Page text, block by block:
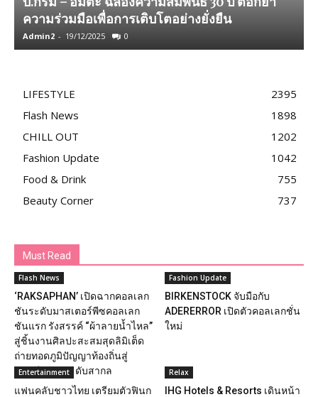
ความร่วมมือเพื่อการเติบโตอย่างยั่งยืน
Admin2 - 19/12/2025 0
LIFESTYLE
2395
Flash News
1898
CHILL OUT
1202
Fashion Update
1042
Food & Drink
755
Beauty Corner
737
Must Read
Flash News
‘RAKSAPHAN’ เปิดฉากคอลเลก
ชันระดับมาสเตอร์พีซคอลเลก
ชันแรก รังสรรค์ “ผ้าลายน้ำไหล”
สู่ชิ้นงานศิลปะสะสมสุดลิมิเต็ด
ถ่ายทอดภูมิปัญญาท้องถิ่นสู่
สุนทรียภาพระดับสากล
Fashion Update
BIRKENSTOCK จับมือกับ
ADERERROR เปิดตัวคอลเลกชั่น
ใหม่
Entertainment
แฟนคลับชาวไทย เตรียมตัวฟินก
Relax
IHG Hotels & Resorts เดินหน้า